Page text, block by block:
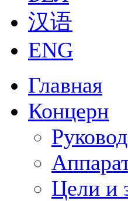
汉语
ENG
Главная
Концерн
Цели и